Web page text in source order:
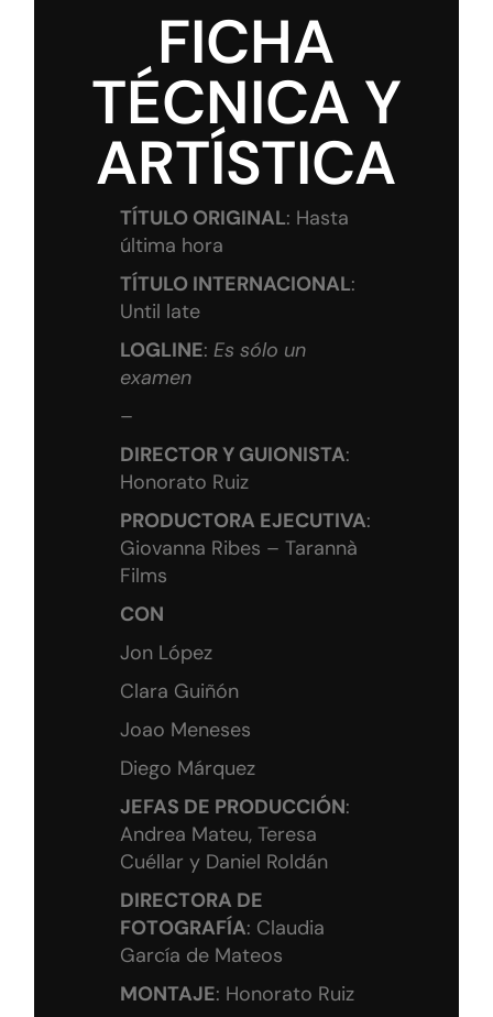
FICHA
TÉCNICA Y
ARTÍSTICA
TÍTULO ORIGINAL: Hasta
última hora
TÍTULO INTERNACIONAL:
Until late
LOGLINE: Es sólo un
examen
–
DIRECTOR Y GUIONISTA:
Honorato Ruiz
PRODUCTORA EJECUTIVA:
Giovanna Ribes – Tarannà
Films
CON
Jon López
Clara Guiñón
Joao Meneses
Diego Márquez
JEFAS DE PRODUCCIÓN:
Andrea Mateu, Teresa
Cuéllar y Daniel Roldán
DIRECTORA DE
FOTOGRAFÍA: Claudia
García de Mateos
MONTAJE: Honorato Ruiz